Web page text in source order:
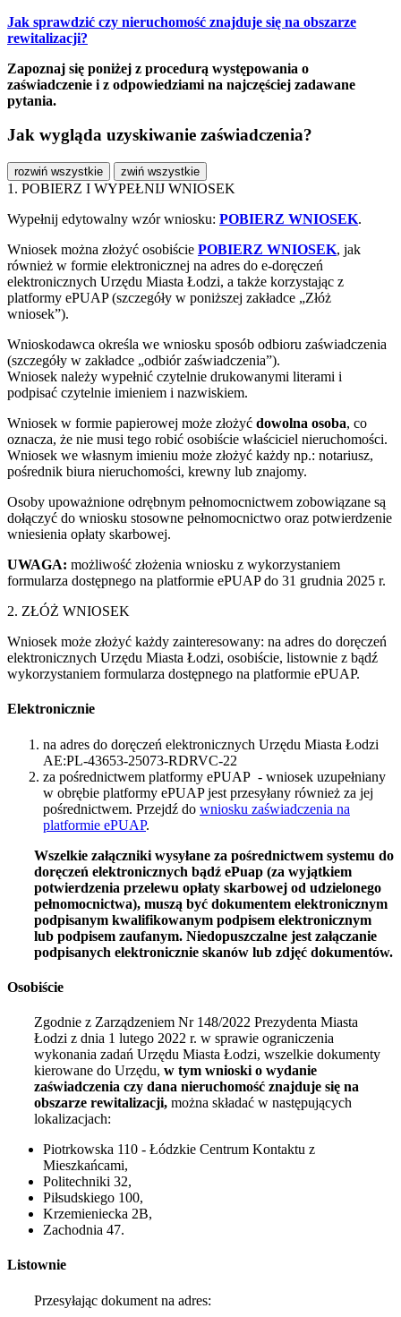
Jak sprawdzić czy nieruchomość znajduje się na obszarze
rewitalizacji?
Zapoznaj się poniżej z procedurą występowania o
zaświadczenie i z odpowiedziami na najczęściej zadawane
pytania.
Jak wygląda uzyskiwanie zaświadczenia?
rozwiń wszystkie zwiń wszystkie
1. POBIERZ I WYPEŁNIJ WNIOSEK
Wypełnij edytowalny wzór wniosku: POBIERZ WNIOSEK.
Wniosek można złożyć osobiście POBIERZ WNIOSEK, jak
również w formie elektronicznej na adres do e-doręczeń
elektronicznych Urzędu Miasta Łodzi, a także korzystając z
platformy ePUAP (szczegóły w poniższej zakładce „Złóż
wniosek”).
Wnioskodawca określa we wniosku sposób odbioru zaświadczenia
(szczegóły w zakładce „odbiór zaświadczenia”).
Wniosek należy wypełnić czytelnie drukowanymi literami i
podpisać czytelnie imieniem i nazwiskiem.
Wniosek w formie papierowej może złożyć dowolna osoba, co
oznacza, że nie musi tego robić osobiście właściciel nieruchomości.
Wniosek we własnym imieniu może złożyć każdy np.: notariusz,
pośrednik biura nieruchomości, krewny lub znajomy.
Osoby upoważnione odrębnym pełnomocnictwem zobowiązane są
dołączyć do wniosku stosowne pełnomocnictwo oraz potwierdzenie
wniesienia opłaty skarbowej.
UWAGA: możliwość złożenia wniosku z wykorzystaniem
formularza dostępnego na platformie ePUAP do 31 grudnia 2025 r.
2. ZŁÓŻ WNIOSEK
Wniosek może złożyć każdy zainteresowany: na adres do doręczeń
elektronicznych Urzędu Miasta Łodzi, osobiście, listownie z bądź
wykorzystaniem formularza dostępnego na platformie ePUAP.
Elektronicznie
na adres do doręczeń elektronicznych Urzędu Miasta Łodzi
AE:PL-43653-25073-RDRVC-22
za pośrednictwem platformy ePUAP - wniosek uzupełniany
w obrębie platformy ePUAP jest przesyłany również za jej
pośrednictwem. Przejdź do wniosku zaświadczenia na
platformie ePUAP.
Wszelkie załączniki wysyłane za pośrednictwem systemu do
doręczeń elektronicznych bądź ePuap (za wyjątkiem
potwierdzenia przelewu opłaty skarbowej od udzielonego
pełnomocnictwa), muszą być dokumentem elektronicznym
podpisanym kwalifikowanym podpisem elektronicznym
lub podpisem zaufanym. Niedopuszczalne jest załączanie
podpisanych elektronicznie skanów lub zdjęć dokumentów.
Osobiście
Zgodnie z Zarządzeniem Nr 148/2022 Prezydenta Miasta
Łodzi z dnia 1 lutego 2022 r. w sprawie ograniczenia
wykonania zadań Urzędu Miasta Łodzi, wszelkie dokumenty
kierowane do Urzędu, w tym wnioski o wydanie
zaświadczenia czy dana nieruchomość znajduje się na
obszarze rewitalizacji, można składać w następujących
lokalizacjach:
Piotrkowska 110 - Łódzkie Centrum Kontaktu z
Mieszkańcami,
Politechniki 32,
Piłsudskiego 100,
Krzemieniecka 2B,
Zachodnia 47.
Listownie
Przesyłając dokument na adres: